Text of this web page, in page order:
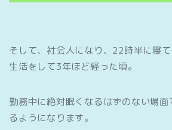
そして、社会人になり、22時半に寝
生活をして3年ほど経った頃。
勤務中に絶対眠くなるはずのない場
るようになります。